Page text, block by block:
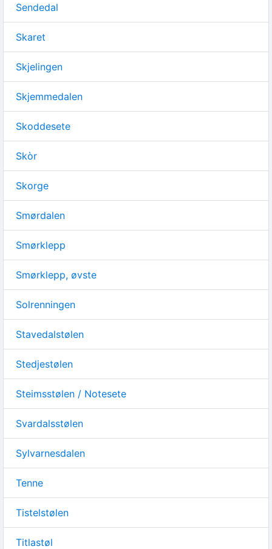
Sendedal
Skaret
Skjelingen
Skjemmedalen
Skoddesete
Skòr
Skorge
Smørdalen
Smørklepp
Smørklepp, øvste
Solrenningen
Stavedalstølen
Stedjestølen
Steimsstølen / Notesete
Svardalsstølen
Sylvarnesdalen
Tenne
Tistelstølen
Titlastøl